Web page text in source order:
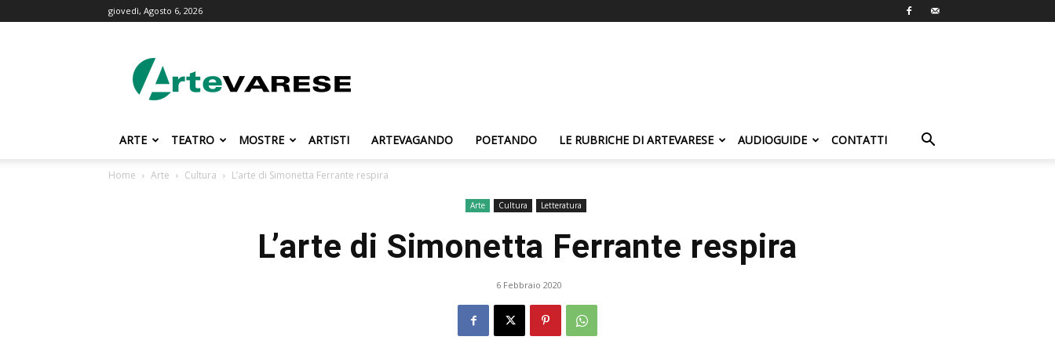
giovedì, Agosto 6, 2026
ARTE TEATRO MOSTRE ARTISTI ARTEVAGANDO POETANDO LE RUBRICHE DI ARTEVARESE AUDIOGUIDE CONTATTI
Home Arte Cultura L’arte di Simonetta Ferrante respira
Arte Cultura Letteratura
L’arte di Simonetta Ferrante respira
6 Febbraio 2020